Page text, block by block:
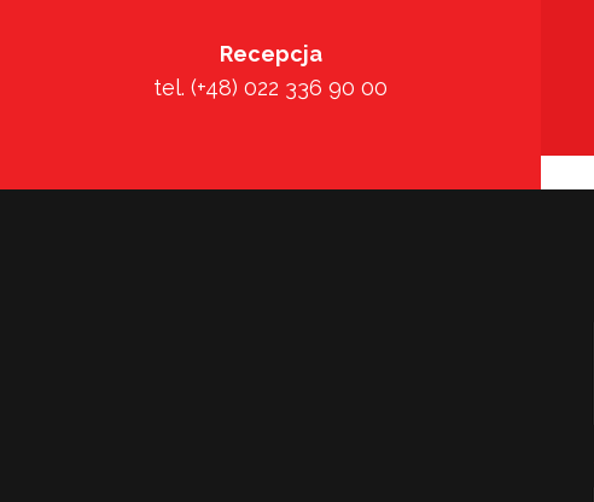
Recepcja
tel. (+48) 022 336 90 00